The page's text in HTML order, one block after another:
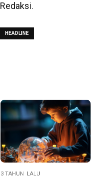
Redaksi.
HEADLINE
3 TAHUN LALU